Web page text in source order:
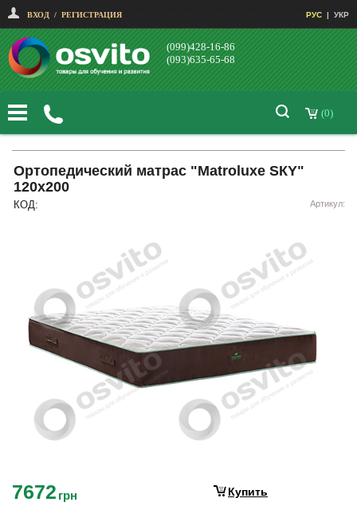
ВХОД / РЕГИСТРАЦИЯ РУС | УКР
(099)428-16-86
(093)635-65-68
(0)
Ортопедический матрас "Matroluxe SКY"
120х200
КОД: Артикул:
7672 грн Купить